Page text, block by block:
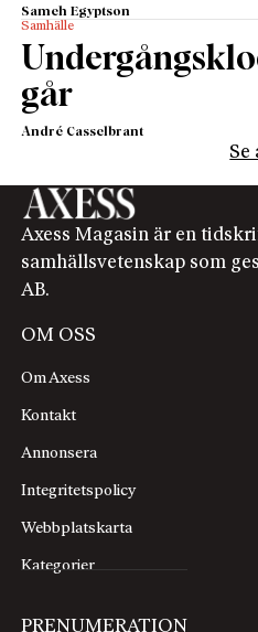
Sameh Egyptson
Samhälle
går
André Casselbrant
Se
Axess Magasin är en
samhällsvetenskap som
AB.
OM OSS
Om Axess
Kontakt
Annonsera
Integritetspolicy
Webbplatskarta
Kategorier
PRENUMERATION